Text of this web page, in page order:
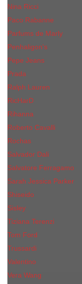
Nina Ricci
Paco Rabanne
Parfums de Marly
Penhaligon's
Pepe Jeans
Prada
Ralph Lauren
RicHarD
Rihanna
Roberto Cavalli
Rochas
Salvador Dali
Salvatore Ferragamo
Sarah Jessica Parker
Shiseido
Sisley
Tiziana Terenzi
Tom Ford
Trussardi
Valentino
Vera Wang